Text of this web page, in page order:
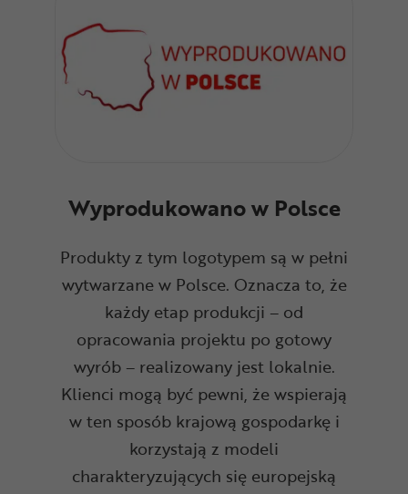
Wyprodukowano w Polsce
Produkty z tym logotypem są w pełni
wytwarzane w Polsce. Oznacza to, że
każdy etap produkcji – od
opracowania projektu po gotowy
wyrób – realizowany jest lokalnie.
Klienci mogą być pewni, że wspierają
w ten sposób krajową gospodarkę i
korzystają z modeli
charakteryzujących się europejską